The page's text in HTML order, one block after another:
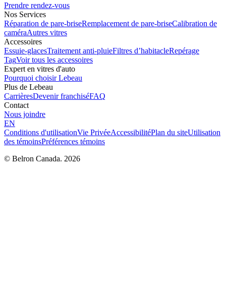
Prendre rendez-vous
Nos Services
Réparation de pare-briseRemplacement de pare-briseCalibration de
caméraAutres vitres
Accessoires
Essuie-glacesTraitement anti-pluieFiltres d’habitacleRepérage
TagVoir tous les accessoires
Expert en vitres d'auto
Pourquoi choisir Lebeau
Plus de Lebeau
CarrièresDevenir franchiséFAQ
Contact
Nous joindre
EN
Conditions d'utilisationVie PrivéeAccessibilitéPlan du siteUtilisation
des témoinsPréférences témoins
© Belron Canada. 2026